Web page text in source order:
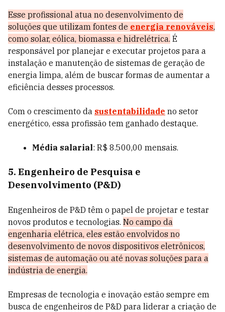
Esse profissional atua no desenvolvimento de
soluções que utilizam fontes de energia renováveis,
como solar, eólica, biomassa e hidrelétrica. É
responsável por planejar e executar projetos para a
instalação e manutenção de sistemas de geração de
energia limpa, além de buscar formas de aumentar a
eficiência desses processos.
Com o crescimento da sustentabilidade no setor
energético, essa profissão tem ganhado destaque.
Média salarial: R$ 8.500,00 mensais.
5. Engenheiro de Pesquisa e
Desenvolvimento (P&D)
Engenheiros de P&D têm o papel de projetar e testar
novos produtos e tecnologias. No campo da
engenharia elétrica, eles estão envolvidos no
desenvolvimento de novos dispositivos eletrônicos,
sistemas de automação ou até novas soluções para a
indústria de energia.
Empresas de tecnologia e inovação estão sempre em
busca de engenheiros de P&D para liderar a criação de